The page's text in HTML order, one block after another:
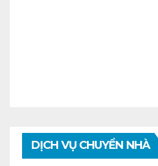
DỊCH VỤ CHUYỂN NHÀ